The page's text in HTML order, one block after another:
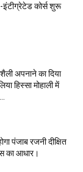
कोर्स शुरू
अपनाने का दिया
हिस्सा मोहाली में
पंजाब रजनी दीक्षित
का आधार।